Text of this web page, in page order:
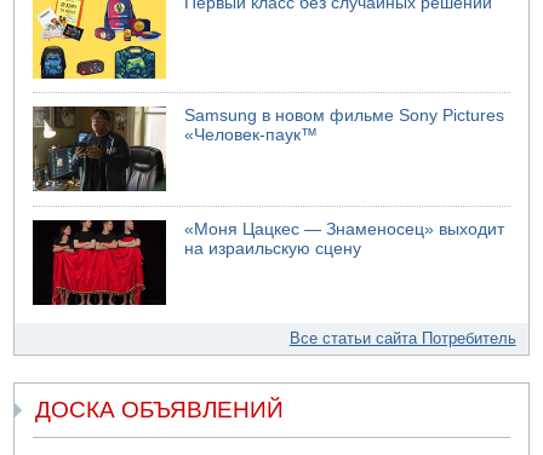
Samsung в новом фильме Sony Pictures
«Человек-паук™
«Моня Цацкес — Знаменосец» выходит
на израильскую сцену
Все статьи сайта Потребитель
ДОСКА ОБЪЯВЛЕНИЙ